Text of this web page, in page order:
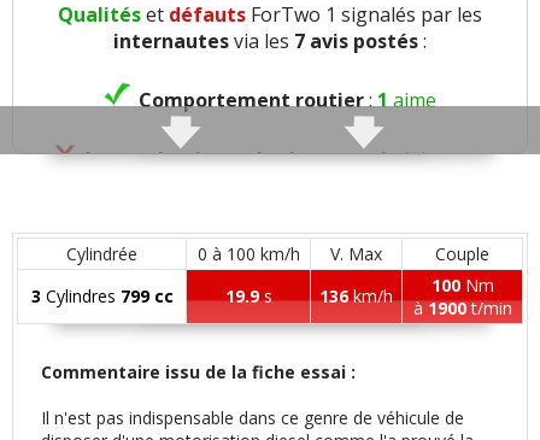
Qualitéset défauts ForTwo 1 signalés par les
internautesvia les 7 avis postés:
Comportement routier:1aime
Insonorisation et bruit perçu:1n'aime pas
Puissance moteur et relances:1n'aime pas
Consommation:1aime
Cylindrée 0 à 100 km/h V. Max
Couple
3 Cylindres 799 cc 19.9s 136km/h 100Nm
à1900t/min
Commentaire issu de la fiche essai :
Il n'est pas indispensable dans ce genre de véhicule de